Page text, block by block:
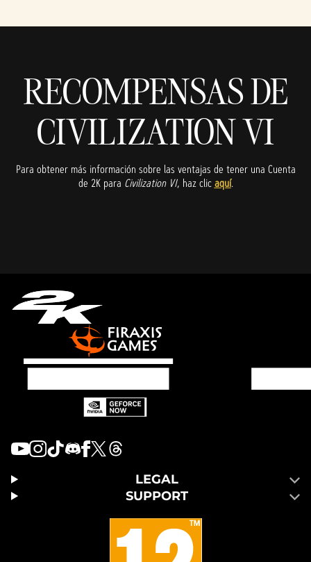
RECOMPENSAS DE
CIVILIZATION VI
Para obtener más información sobre las ventajas de tener una Cuenta
de 2K para Civilization VI, haz clicaquí.
LEGAL
SUPPORT